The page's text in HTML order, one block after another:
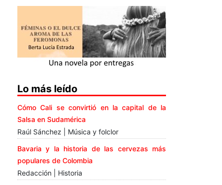
Lo más leído
Cómo Cali se convirtió en la capital de la
Salsa en Sudamérica
Raúl Sánchez | Música y folclor
Bavaria y la historia de las cervezas más
populares de Colombia
Redacción | Historia